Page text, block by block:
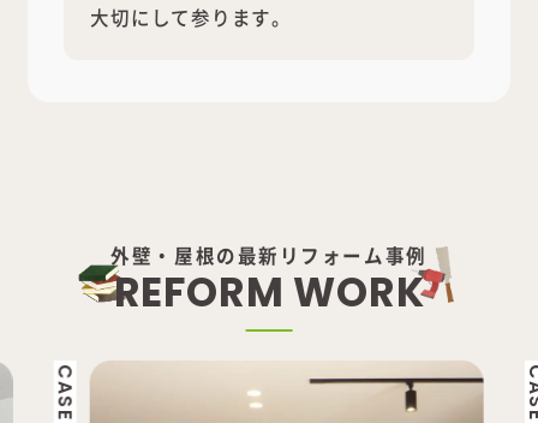
大切にして参ります。
外壁・屋根の最新リフォーム事例
REFORM WORK
CASE